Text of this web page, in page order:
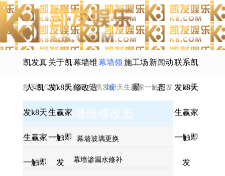
凯发真
人-凯
发k8天
生赢家
一触即
关于凯
发k8天
生赢家
一触即
发
幕墙维
修改造
幕墙领
域
施工场
景
新闻动
态
联系凯
发k8天
生赢家
一触即
发
您所在位置：凯发真人-凯发k8天生赢家一触即发>幕墙
领域 幕墙维修改造
幕墙玻璃更换
幕墙渗漏水修补